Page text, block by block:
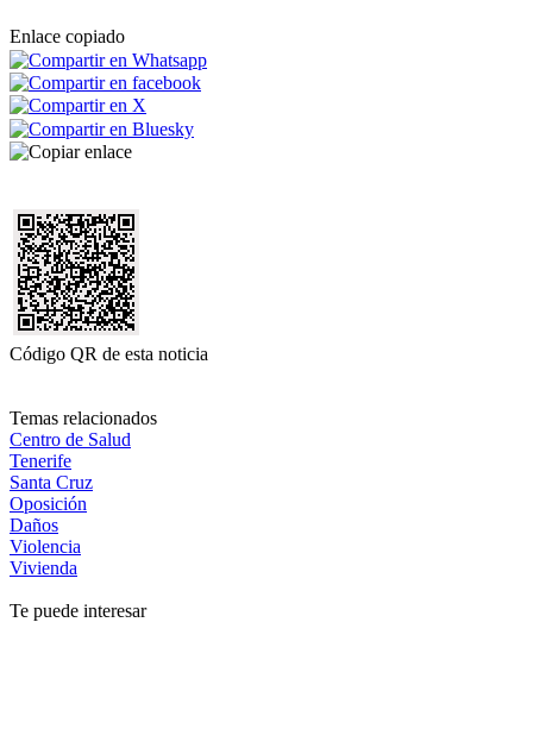
Enlace copiado
Código QR de esta noticia
Temas relacionados
Centro de Salud
Tenerife
Santa Cruz
Oposición
Daños
Violencia
Vivienda
Te puede interesar